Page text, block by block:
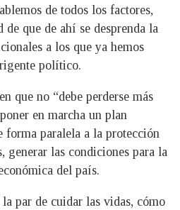
de todos los factores,
que de ahí se desprenda la
a los que ya hemos
político.
que no “debe perderse más
en marcha un plan
forma paralela a la protección
generar las condiciones para la
del país.
par de cuidar las vidas, cómo